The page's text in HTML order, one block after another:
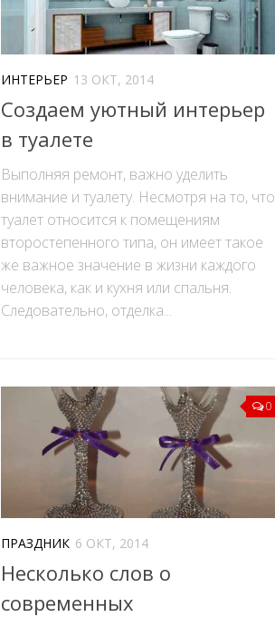
ИНТЕРЬЕР 13 ОКТ, 2014
Создаем уютный интерьер
в туалете
Выполняя ремонт, важно уделить
внимание и туалету. Несмотря на то, что
туалет относится к помещениям
второстепенного типа, он имеет такое
же важное значение в жизни каждого
человека, как и кухня или спальня.
Следовательно, отделка...
0
ПРАЗДНИК 6 ОКТ, 2014
Несколько слов о
современных